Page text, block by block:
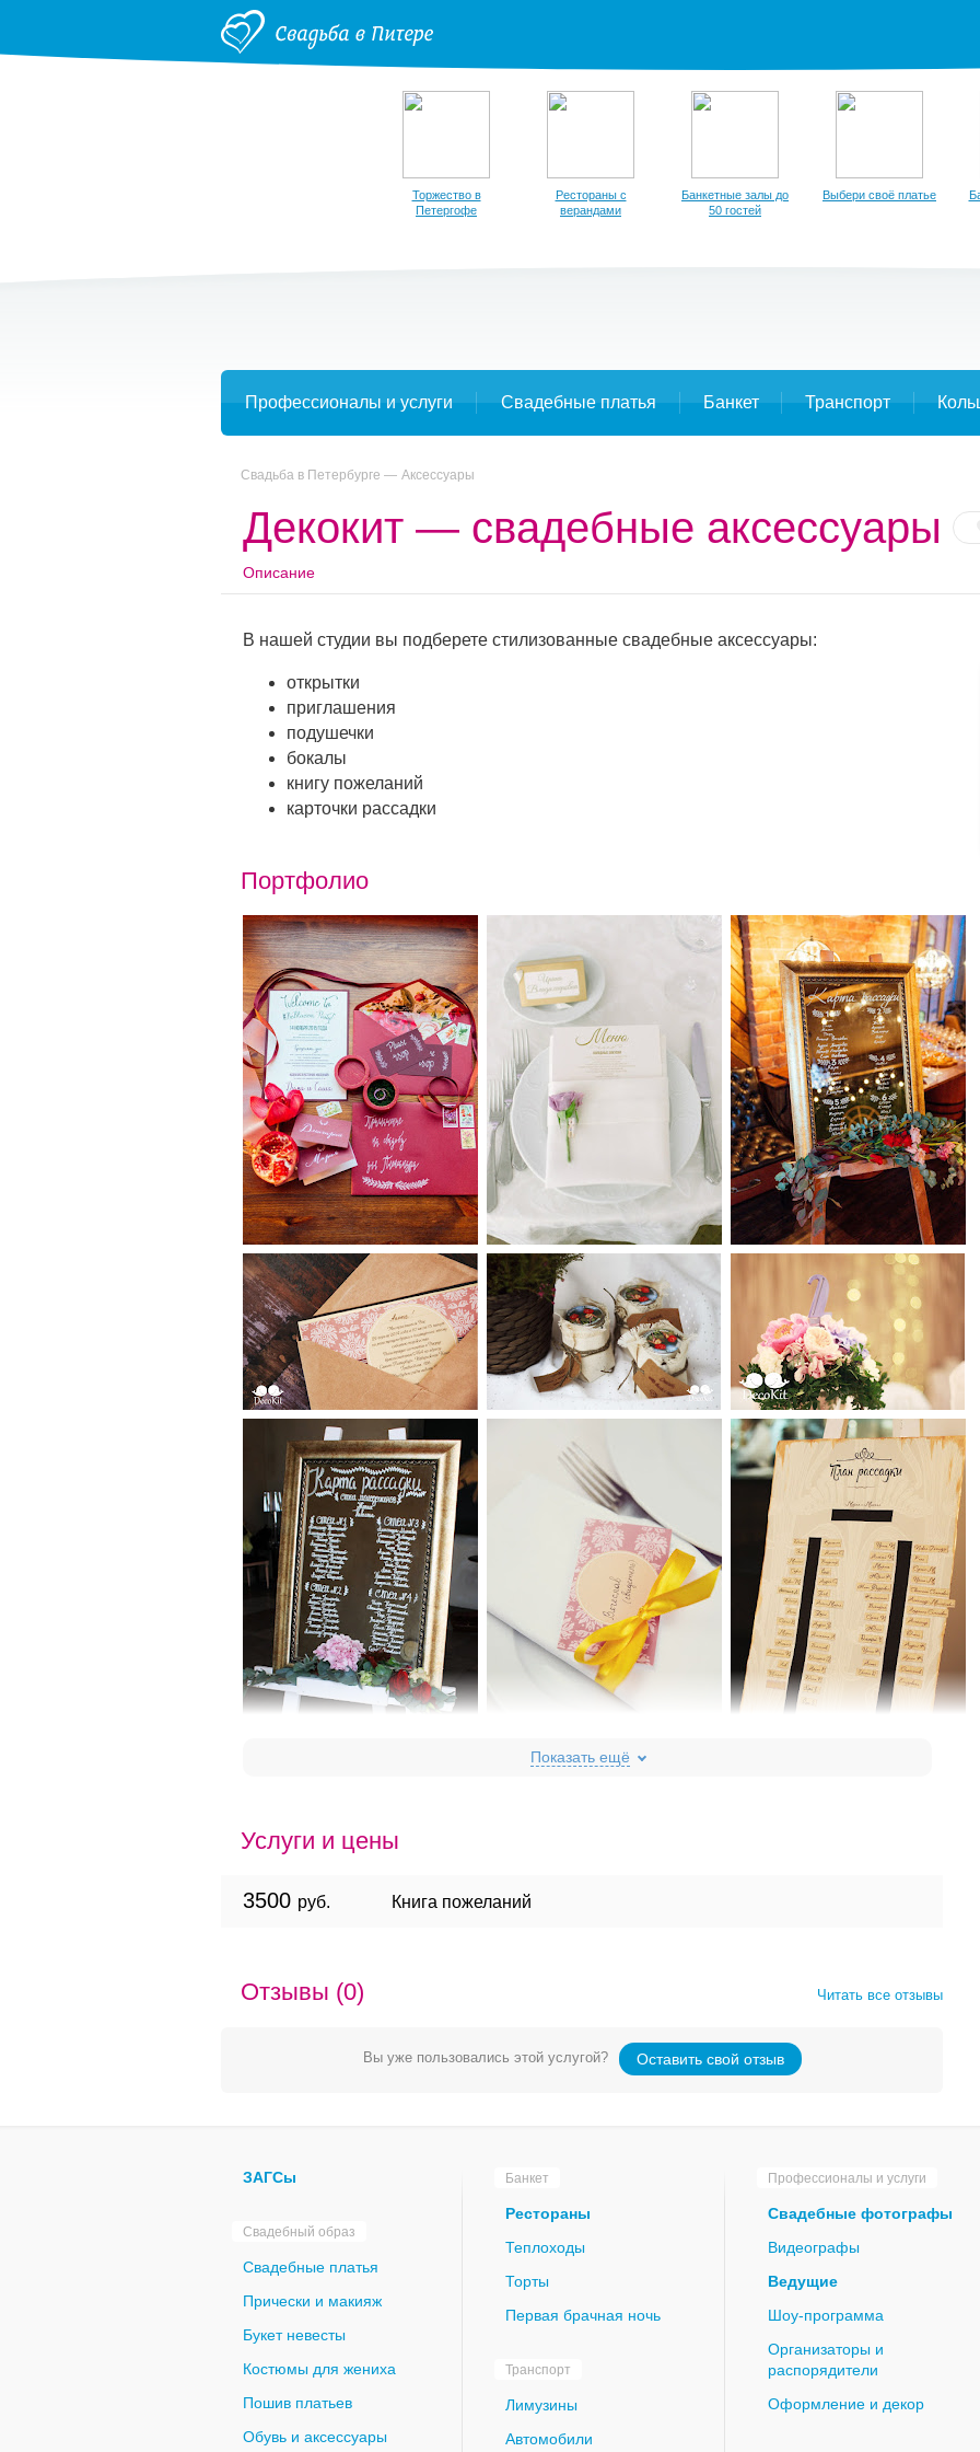
Торжество в
Петергофе
Рестораны с
верандами
Банкетные залы до
50 гостей
Выбери своё платье
Профессионалы и услуги Свадебные платья Банкет Транспорт
Свадьба в Петербурге Аксессуары
Декокит — свадебные аксессуары
Описание
В нашей студии вы подберете стилизованные свадебные аксессуары:
открытки
приглашения
подушечки
бокалы
книгу пожеланий
карточки рассадки
Портфолио
Услуги и цены
Книга пожеланий
3500 руб.
Отзывы (0) Читать все отзывы
Вы уже пользовались этой услугой? Оставить свой отзыв
ЗАГСы
Свадебный образ
Свадебные платья
Прически и макияж
Букет невесты
Костюмы для жениха
Пошив платьев
Обувь и аксессуары
Банкет
Рестораны
Теплоходы
Торты
Первая брачная ночь
Транспорт
Лимузины
Автомобили
Профессионалы и услуги
Свадебные фотографы
Видеографы
Ведущие
Шоу-программа
Организаторы и
распорядители
Оформление и декор